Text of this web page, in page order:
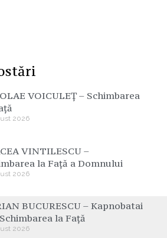
VOICULEȚ – Schimbarea
2026
VINTILESCU –
la Față a Domnului
2026
BUCURESCU – Kapnobatai
la Față
2026